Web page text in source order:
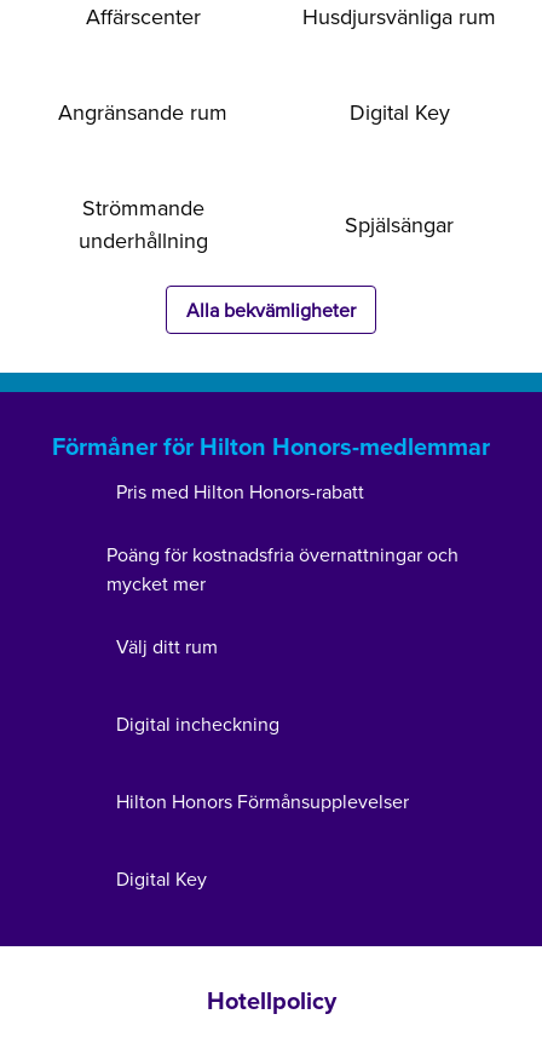
Affärscenter Husdjursvänliga rum
Angränsande rum Digital Key
Strömmande
underhållning
Spjälsängar
Alla bekvämligheter
Förmåner för Hilton Honors-medlemmar
Pris med Hilton Honors-rabatt
Poäng för kostnadsfria övernattningar och
mycket mer
Välj ditt rum
Digital incheckning
Hilton Honors Förmånsupplevelser
Digital Key
Hotellpolicy